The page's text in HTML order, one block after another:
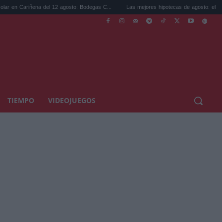
12 agosto: Bodegas C... Las mejores hipotecas de agosto: el TAE más compet...
TIEMPO VIDEOJUEGOS